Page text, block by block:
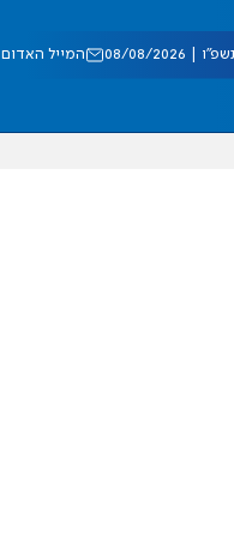
08/2026 המייל האדום